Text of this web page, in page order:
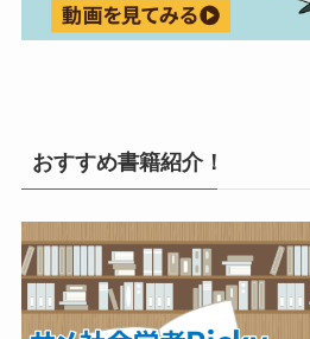
おすすめ書籍紹介！